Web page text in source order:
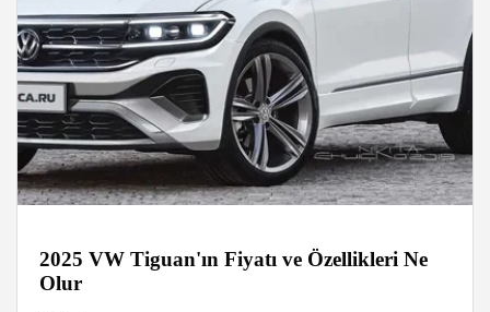
2025 VW Tiguan'ın Fiyatı ve Özellikleri Ne
Olur